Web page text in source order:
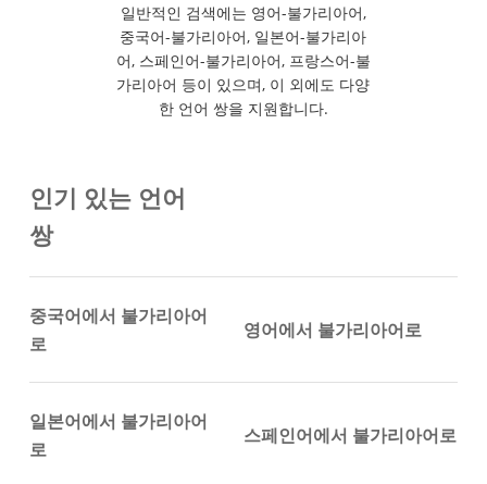
일반적인 검색에는 영어-불가리아어,
중국어-불가리아어, 일본어-불가리아
어, 스페인어-불가리아어, 프랑스어-불
가리아어 등이 있으며, 이 외에도 다양
한 언어 쌍을 지원합니다.
인기 있는 언어
쌍
중국어에서 불가리아어
로
영어에서 불가리아어로
일본어에서 불가리아어
로
스페인어에서 불가리아어로